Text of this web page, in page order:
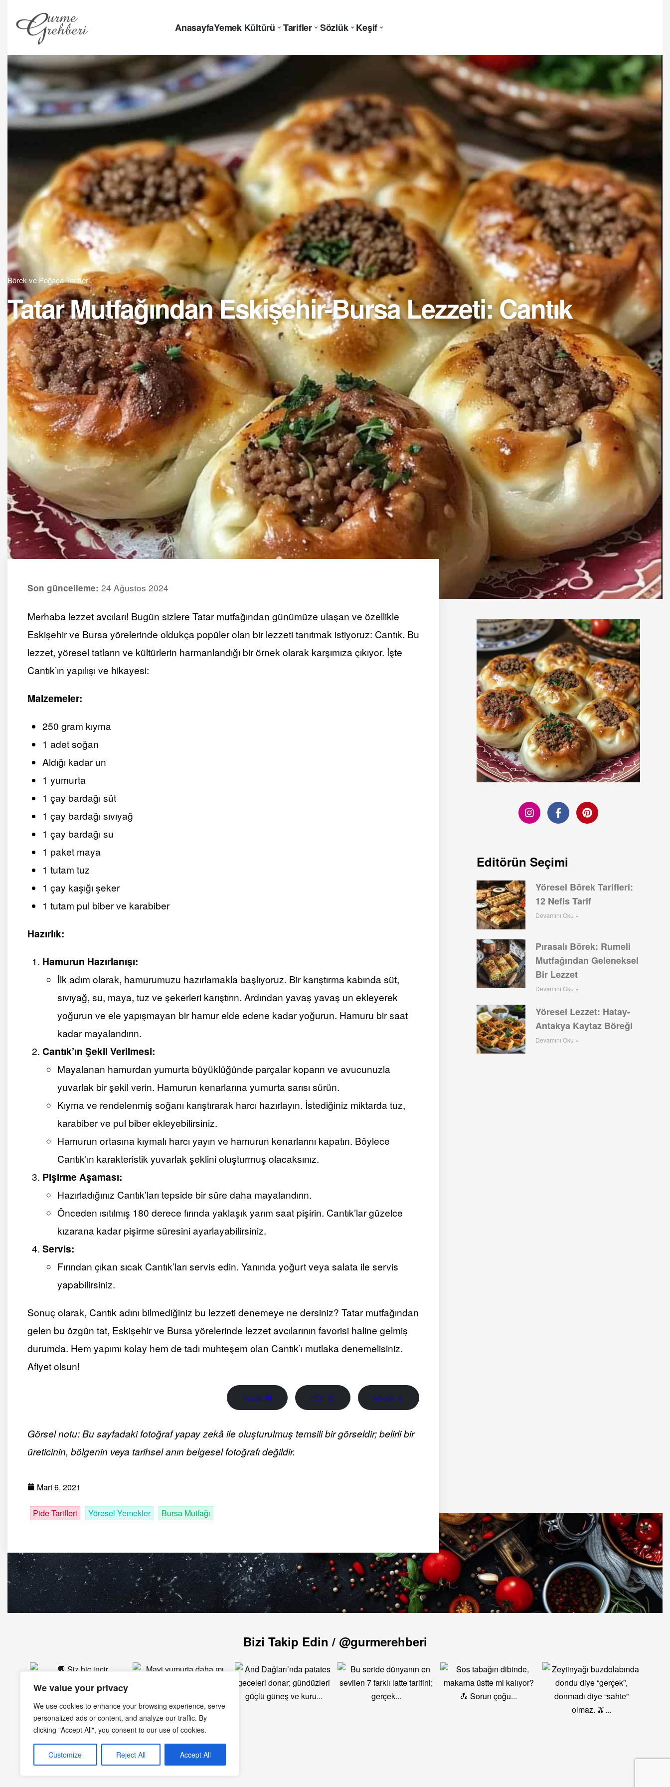
We value your privacy
We use cookies to enhance your browsing experience, serve
personalized ads or content, and analyze our traffic. By
clicking "Accept All", you consent to our use of cookies.
Customize Reject All Accept All
AnasayfaYemek Kültürü Tarifler Sözlük Keşif
Börek ve Poğaça Tarifleri
Tatar Mutfağından Eskişehir-Bursa Lezzeti: Cantık
Son güncelleme: 24 Ağustos 2024
Merhaba lezzet avcıları! Bugün sizlere Tatar mutfağından günümüze ulaşan ve özellikle
Eskişehir ve Bursa yörelerinde oldukça popüler olan bir lezzeti tanıtmak istiyoruz: Cantık. Bu
lezzet, yöresel tatların ve kültürlerin harmanlandığı bir örnek olarak karşımıza çıkıyor. İşte
Cantık’ın yapılışı ve hikayesi:
Malzemeler:
250 gram kıyma
1 adet soğan
Aldığı kadar un
1 yumurta
1 çay bardağı süt
1 çay bardağı sıvıyağ
1 çay bardağı su
1 paket maya
1 tutam tuz
1 çay kaşığı şeker
1 tutam pul biber ve karabiber
Hazırlık:
Hamurun Hazırlanışı:
İlk adım olarak, hamurumuzu hazırlamakla başlıyoruz. Bir karıştırma kabında süt,
sıvıyağ, su, maya, tuz ve şekerleri karıştırın. Ardından yavaş yavaş un ekleyerek
yoğurun ve ele yapışmayan bir hamur elde edene kadar yoğurun. Hamuru bir saat
kadar mayalandırın.
Cantık’ın Şekil Verilmesi:
Mayalanan hamurdan yumurta büyüklüğünde parçalar koparın ve avucunuzla
yuvarlak bir şekil verin. Hamurun kenarlarına yumurta sarısı sürün.
Kıyma ve rendelenmiş soğanı karıştırarak harcı hazırlayın. İstediğiniz miktarda tuz,
karabiber ve pul biber ekleyebilirsiniz.
Hamurun ortasına kıymalı harcı yayın ve hamurun kenarlarını kapatın. Böylece
Cantık’ın karakteristik yuvarlak şeklini oluşturmuş olacaksınız.
Pişirme Aşaması:
Hazırladığınız Cantık’ları tepside bir süre daha mayalandırın.
Önceden ısıtılmış 180 derece fırında yaklaşık yarım saat pişirin. Cantık’lar güzelce
kızarana kadar pişirme süresini ayarlayabilirsiniz.
Servis:
Fırından çıkan sıcak Cantık’ları servis edin. Yanında yoğurt veya salata ile servis
yapabilirsiniz.
Sonuç olarak, Cantık adını bilmediğiniz bu lezzeti denemeye ne dersiniz? Tatar mutfağından
gelen bu özgün tat, Eskişehir ve Bursa yörelerinde lezzet avcılarının favorisi haline gelmiş
durumda. Hem yapımı kolay hem de tadı muhteşem olan Cantık’ı mutlaka denemelisiniz.
Afiyet olsun!
Yazdır 🖨 PDF 📄 eBook 📱
Görsel notu: Bu sayfadaki fotoğraf yapay zekâ ile oluşturulmuş temsili bir görseldir; belirli bir
üreticinin, bölgenin veya tarihsel anın belgesel fotoğrafı değildir.
Mart 6, 2021
Pide Tarifleri Yöresel Yemekler Bursa Mutfağı
Editörün Seçimi
Yöresel Börek Tarifleri:
12 Nefis Tarif
Devamını Oku »
Pırasalı Börek: Rumeli
Mutfağından Geleneksel
Bir Lezzet
Devamını Oku »
Yöresel Lezzet: Hatay-
Antakya Kaytaz Böreği
Devamını Oku »
Bizi Takip Edin / @gurmerehberi